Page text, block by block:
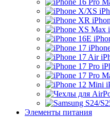
Элементы питания